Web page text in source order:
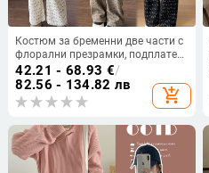
Костюм за бременни две части с
флорални презрамки, подплатен
и топъл, дълги ръкави, памук-
полиестер, есен 2024
42.21 - 68.93 €/
82.56 - 134.82 лв
add_shopping_cart